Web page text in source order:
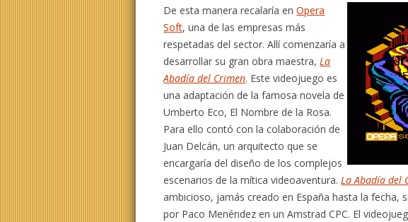
De esta manera recalaría enOpera
Soft, una de las empresas más
respetadas del sector. Allí comenzaría a
desarrollar su gran obra maestra, La
Abadía del Crimen. Este videojuego es
una adaptación de la famosa novela de
Umberto Eco, El Nombre de la Rosa.
Para ello contó con la colaboración de
Juan Delcán, un arquitecto que se
encargaría del diseño de los complejos
escenarios de la mítica videoaventura. La Abadía del
ambicioso, jamás creado en España hasta la fecha,
por Paco Menéndez en un Amstrad CPC. El